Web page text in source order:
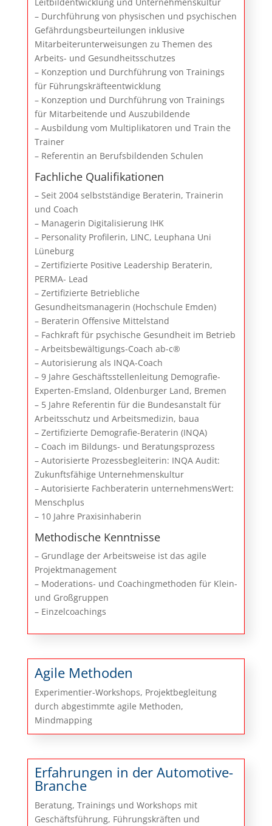
– Durchführung von physischen und psychischen
Gefährdungsbeurteilungen inklusive
Mitarbeiterunterweisungen zu Themen des
Arbeits- und Gesundheitsschutzes
– Konzeption und Durchführung von Trainings
für Führungskräfteentwicklung
– Konzeption und Durchführung von Trainings
für Mitarbeitende und Auszubildende
– Ausbildung vom Multiplikatoren und Train the
Trainer
– Referentin an Berufsbildenden Schulen
Fachliche Qualifikationen
– Seit 2004 selbstständige Beraterin, Trainerin
und Coach
– Managerin Digitalisierung IHK
– Personality Profilerin, LINC, Leuphana Uni
Lüneburg
– Zertifizierte Positive Leadership Beraterin,
PERMA- Lead
– Zertifizierte Betriebliche
Gesundheitsmanagerin (Hochschule Emden)
– Beraterin Offensive Mittelstand
– Fachkraft für psychische Gesundheit im Betrieb
– Arbeitsbewältigungs-Coach ab-c®
– Autorisierung als INQA-Coach
– 9 Jahre Geschäftsstellenleitung Demografie-
Experten-Emsland, Oldenburger Land, Bremen
– 5 Jahre Referentin für die Bundesanstalt für
Arbeitsschutz und Arbeitsmedizin, baua
– Zertifizierte Demografie-Beraterin (INQA)
– Coach im Bildungs- und Beratungsprozess
– Autorisierte Prozessbegleiterin: INQA Audit:
Zukunftsfähige Unternehmenskultur
– Autorisierte Fachberaterin unternehmensWert:
Menschplus
– 10 Jahre Praxisinhaberin
Methodische Kenntnisse
– Grundlage der Arbeitsweise ist das agile
Projektmanagement
– Moderations- und Coachingmethoden für Klein-
und Großgruppen
– Einzelcoachings
Agile Methoden
Experimentier-Workshops, Projektbegleitung
durch abgestimmte agile Methoden,
Mindmapping
Erfahrungen in der Automotive-
Branche
Beratung, Trainings und Workshops mit
Geschäftsführung, Führungskräften und